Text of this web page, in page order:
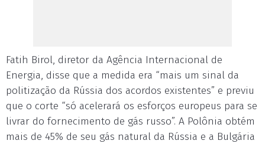
Fatih Birol, diretor da Agência Internacional de
Energia, disse que a medida era “mais um sinal da
politização da Rússia dos acordos existentes” e previu
que o corte “só acelerará os esforços europeus para se
livrar do fornecimento de gás russo”. A Polônia obtém
mais de 45% de seu gás natural da Rússia e a Bulgária